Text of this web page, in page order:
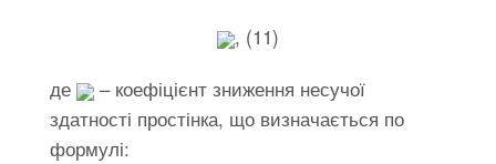
, (11)
де
– коефіцієнт зниження несучої
здатності простінка, що визначається по
формулі: